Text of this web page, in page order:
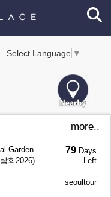
Select Language ▼
more..
Garden
회2026)
79 Days
Left
seoultour